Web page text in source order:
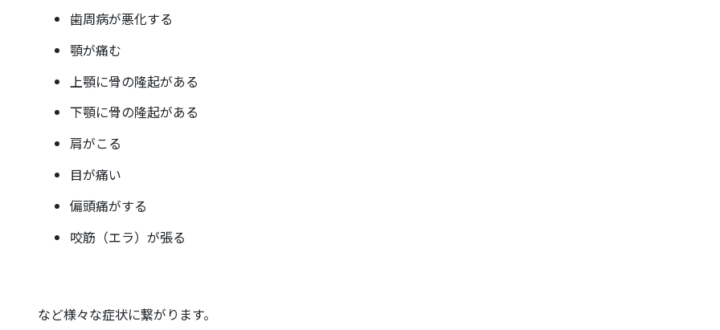
歯周病が悪化する
顎が痛む
上顎に骨の隆起がある
下顎に骨の隆起がある
肩がこる
目が痛い
偏頭痛がする
咬筋（エラ）が張る
など様々な症状に繋がります。